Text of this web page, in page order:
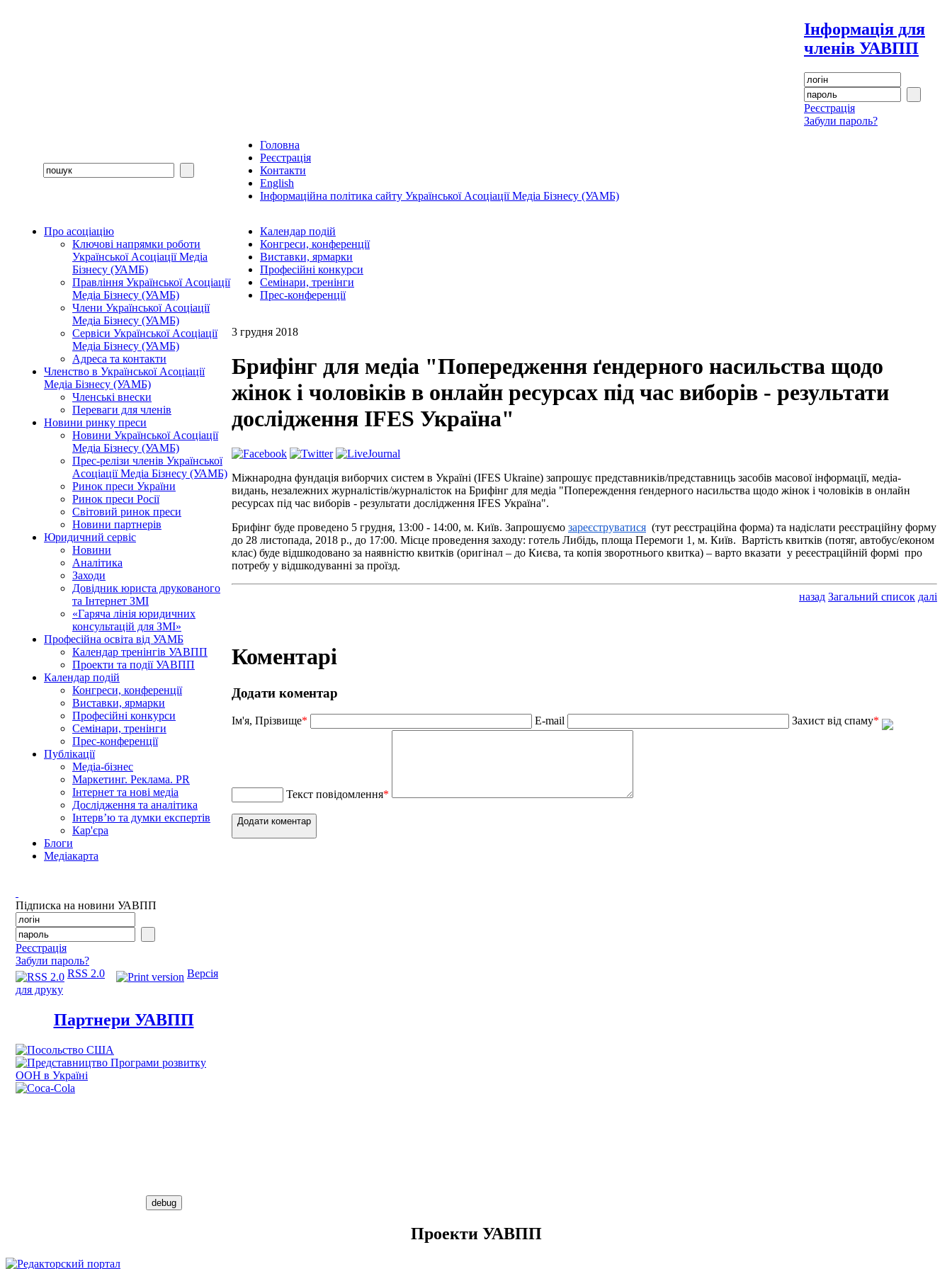
Інформація для
членів УАВПП
Реєстрація
Забули пароль?
Головна
Реєстрація
Контакти
English
Інформаційна політика сайту Української Асоціації Медіа Бізнесу (УАМБ)
Про асоціацію
Ключові напрямки роботи
Української Асоціації Медіа
Бізнесу (УАМБ)
Правління Української Асоціації
Медіа Бізнесу (УАМБ)
Члени Української Асоціації
Медіа Бізнесу (УАМБ)
Сервіси Української Асоціації
Медіа Бізнесу (УАМБ)
Адреса та контакти
Членство в Української Асоціації
Медіа Бізнесу (УАМБ)
Членські внески
Переваги для членів
Новини ринку преси
Новини Української Асоціації
Медіа Бізнесу (УАМБ)
Прес-релізи членів Української
Асоціації Медіа Бізнесу (УАМБ)
Ринок преси України
Ринок преси Росії
Світовий ринок преси
Новини партнерів
Юридичний сервіс
Новини
Аналітика
Заходи
Довідник юриста друкованого
та Інтернет ЗМІ
«Гаряча лінія юридичних
консультацій для ЗМІ»
Професійна освіта від УАМБ
Календар тренінгів УАВПП
Проекти та події УАВПП
Календар подій
Конгреси, конференції
Виставки, ярмарки
Професійні конкурси
Семінари, тренінги
Прес-конференції
Публікації
Медіа-бізнес
Маркетинг. Реклама. PR
Інтернет та нові медіа
Дослідження та аналітика
Інтерв’ю та думки експертів
Кар'єра
Блоги
Медіакарта
Підписка на новини УАВПП
Реєстрація
Забули пароль?
RSS 2.0
Версія
для друку
Партнери УАВПП
Календар подій
Конгреси, конференції
Виставки, ярмарки
Професійні конкурси
Семінари, тренінги
Прес-конференції
3 грудня 2018
Брифінг для медіа "Попередження ґендерного насильства щодо
жінок і чоловіків в онлайн ресурсах під час виборів - результати
дослідження IFES Україна"
Міжнародна фундація виборчих систем в Україні (IFES Ukraine) запрошує представників/представниць засобів масової інформації, медіа-
видань, незалежних журналістів/журналісток на Брифінг для медіа "Попереждення ґендерного насильства щодо жінок і чоловіків в онлайн
ресурсах під час виборів - результати дослідження IFES Україна".
Брифінг буде проведено 5 грудня, 13:00 - 14:00, м. Київ. Запрошуємо зареєструватися (тут реєстраційна форма) та надіслати реєстраційну форму
до 28 листопада, 2018 р., до 17:00. Місце проведення заходу: готель Либідь, площа Перемоги 1, м. Київ. Вартість квитків (потяг, автобус/економ
клас) буде відшкодовано за наявністю квитків (оригінал – до Києва, та копія зворотнього квитка) – варто вказати у реєестраційній формі про
потребу у відшкодуванні за проїзд.
назад Загальний список далі
Коментарі
Додати коментар
Ім'я, Прізвище* E-mail Захист від спаму*
Текст повідомлення*
Додати коментар
Проекти УАВПП